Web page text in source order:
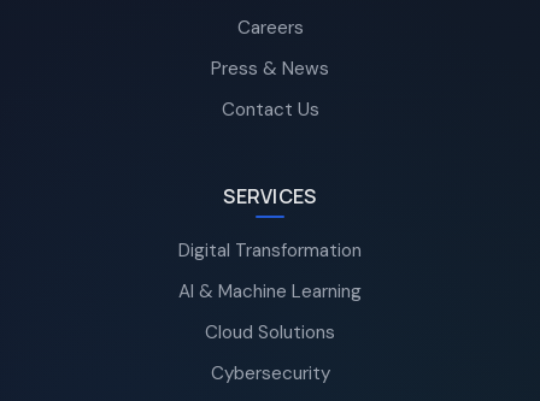
Careers
Press & News
Contact Us
SERVICES
Digital Transformation
AI & Machine Learning
Cloud Solutions
Cybersecurity